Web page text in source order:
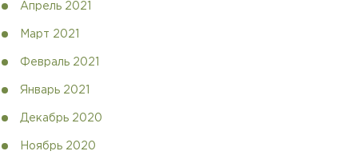
Апрель 2021
Март 2021
Февраль 2021
Январь 2021
Декабрь 2020
Ноябрь 2020